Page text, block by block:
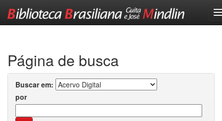
Página de busca
Buscar em:
por